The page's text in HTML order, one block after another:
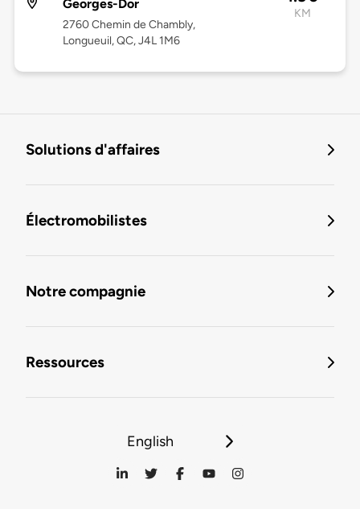
Georges-Dor
2760 Chemin de Chambly,
Longueuil, QC, J4L 1M6
KM
Solutions d'affaires
Électromobilistes
Notre compagnie
Ressources
English